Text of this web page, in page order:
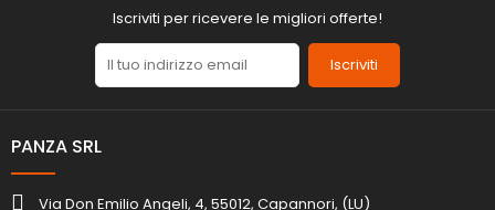
Iscriviti per ricevere le migliori offerte!
Iscriviti
PANZA SRL
Via Don Emilio Angeli, 4, 55012, Capannori, (LU)